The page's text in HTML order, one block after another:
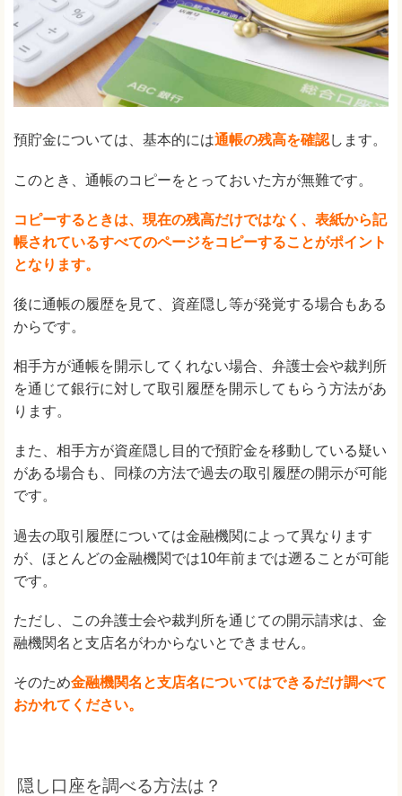
預貯金については、基本的には通帳の残高を確認します。
このとき、通帳のコピーをとっておいた方が無難です。
コピーするときは、現在の残高だけではなく、表紙から記
帳されているすべてのページをコピーすることがポイント
となります。
後に通帳の履歴を見て、資産隠し等が発覚する場合もある
からです。
相手方が通帳を開示してくれない場合、弁護士会や裁判所
を通じて銀行に対して取引履歴を開示してもらう方法があ
ります。
また、相手方が資産隠し目的で預貯金を移動している疑い
がある場合も、同様の方法で過去の取引履歴の開示が可能
です。
過去の取引履歴については金融機関によって異なります
が、ほとんどの金融機関では10年前までは遡ることが可能
です。
ただし、この弁護士会や裁判所を通じての開示請求は、金
融機関名と支店名がわからないとできません。
そのため金融機関名と支店名についてはできるだけ調べて
おかれてください。
隠し口座を調べる方法は？